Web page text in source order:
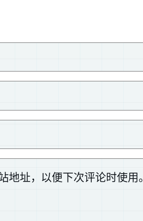
址，以便下次评论时使用。